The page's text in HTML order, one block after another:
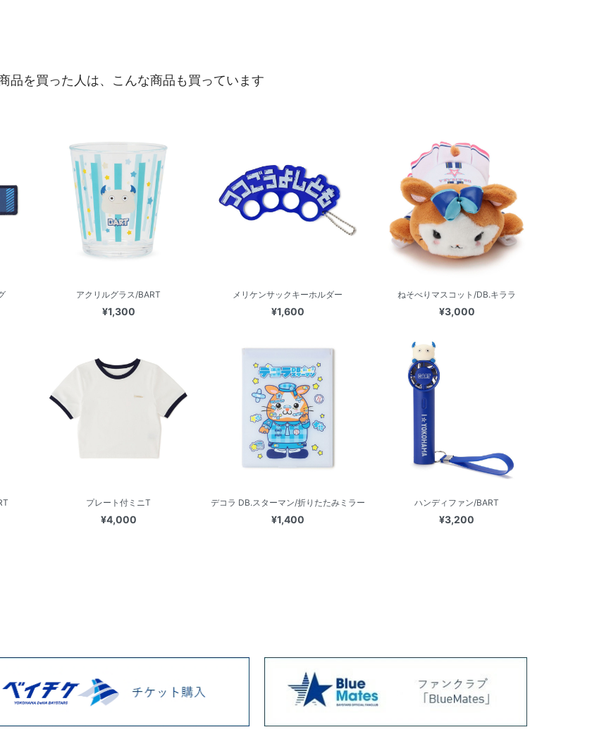
品を買った人は、こんな商品も買っています
アクリルグラス/BART
¥1,300
メリケンサックキーホルダー
¥1,600
ねそべりマスコット/DB.キララ
¥3,000
プレート付ミニT
¥4,000
デコラ DB.スターマン/折りたたみミラー
¥1,400
ハンディファン/BART
¥3,200